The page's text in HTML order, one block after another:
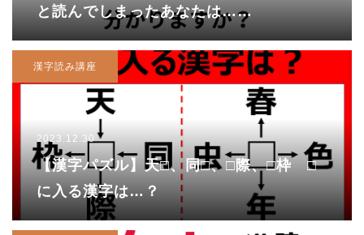
と読んでしまったあなたは……
漢字読み講座
2023.12.30
【漢字パズル】天□、同□、□際、□枠 □
に入る漢字は…？